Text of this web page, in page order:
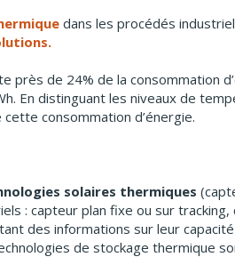
dans les procédés
près de 24% de la consommation
En distinguant les niveaux de
consommation d’énergie.
solaires thermiques
: capteur plan fixe ou sur
des informations sur leur
de stockage thermique